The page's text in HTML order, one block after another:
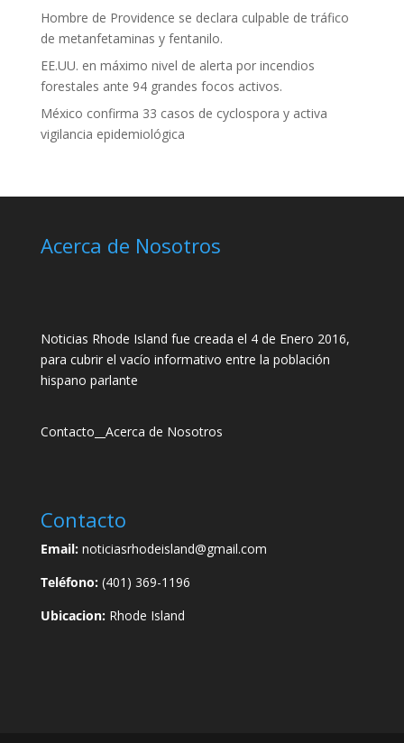
Hombre de Providence se declara culpable de tráfico
de metanfetaminas y fentanilo.
EE.UU. en máximo nivel de alerta por incendios
forestales ante 94 grandes focos activos.
México confirma 33 casos de cyclospora y activa
vigilancia epidemiológica
Acerca de Nosotros
Noticias Rhode Island fue creada el 4 de Enero 2016,
para cubrir el vacío informativo entre la población
hispano parlante
Contacto Acerca de Nosotros
Contacto
Email:noticiasrhodeisland@gmail.com
Teléfono:(401) 369-1196
Ubicacion:Rhode Island